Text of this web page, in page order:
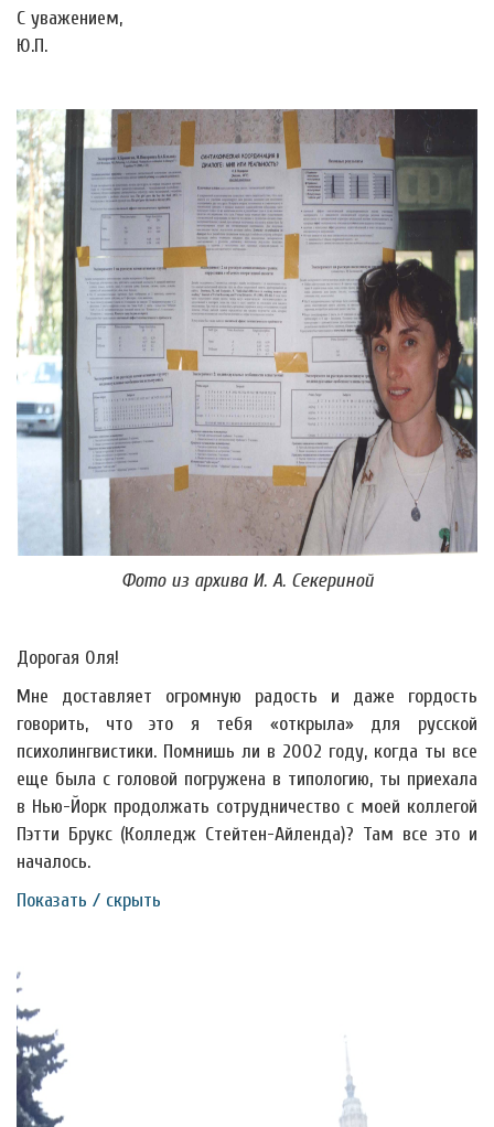
С уважением,
Ю.П.
Фото из архива И. А. Секериной
Дорогая Оля!
Мне доставляет огромную радость и даже гордость
говорить, что это я тебя «открыла» для русской
психолингвистики. Помнишь ли в 2002 году, когда ты все
еще была с головой погружена в типологию, ты приехала
в Нью-Йорк продолжать сотрудничество с моей коллегой
Пэтти Брукс (Колледж Стейтен-Айленда)? Там все это и
началось.
Показать / скрыть